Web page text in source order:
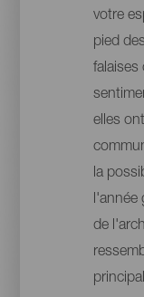
votre
pied
falaises
elles
la
l'année
de